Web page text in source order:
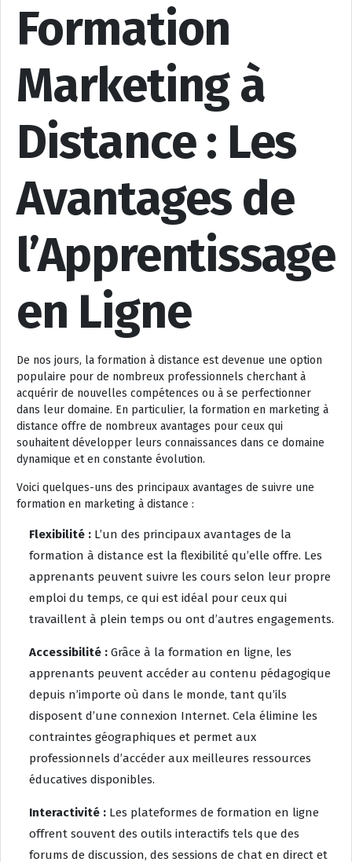
Formation
Marketing à
Distance : Les
Avantages de
l’Apprentissage
en Ligne
De nos jours, la formation à distance est devenue une option
populaire pour de nombreux professionnels cherchant à
acquérir de nouvelles compétences ou à se perfectionner
dans leur domaine. En particulier, la formation en marketing à
distance offre de nombreux avantages pour ceux qui
souhaitent développer leurs connaissances dans ce domaine
dynamique et en constante évolution.
Voici quelques-uns des principaux avantages de suivre une
formation en marketing à distance :
Flexibilité : L’un des principaux avantages de la
formation à distance est la flexibilité qu’elle offre. Les
apprenants peuvent suivre les cours selon leur propre
emploi du temps, ce qui est idéal pour ceux qui
travaillent à plein temps ou ont d’autres engagements.
Accessibilité : Grâce à la formation en ligne, les
apprenants peuvent accéder au contenu pédagogique
depuis n’importe où dans le monde, tant qu’ils
disposent d’une connexion Internet. Cela élimine les
contraintes géographiques et permet aux
professionnels d’accéder aux meilleures ressources
éducatives disponibles.
Interactivité : Les plateformes de formation en ligne
offrent souvent des outils interactifs tels que des
forums de discussion, des sessions de chat en direct et